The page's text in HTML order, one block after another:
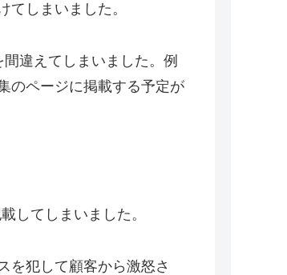
しまいました。
違えてしまいました。例
のページに掲載する予定が
してしまいました。
を犯して顧客から激怒さ